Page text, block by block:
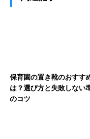
保育園の置き靴のおすす
は？選び方と失敗しない
のコツ